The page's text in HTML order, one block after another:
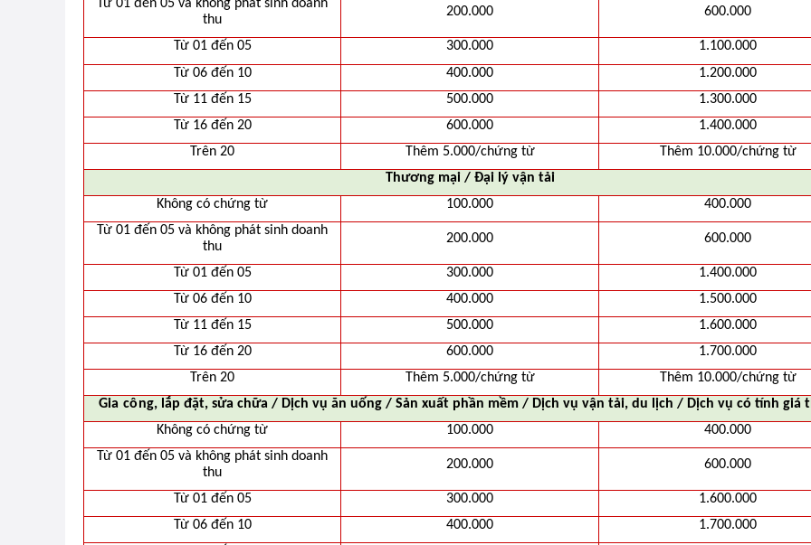
Từ 01 đến 05 và không phát sinh doanh
thu
200.000 600.000
Từ 01 đến 05 300.000
1.100.000
Từ 06 đến 10
400.000
1.200.000
Từ 11 đến 15
500.000
1.300.000
Từ 16 đến 20
600.000
1.400.000
Trên 20
Thêm 5.000/chứng từ
Thêm 10.000/chứng từ
Thương mại / Đại lý vận tải
Không có chứng từ
100.000
400.000
Từ 01 đến 05 và không phát sinh doanh
thu
200.000 600.000
Từ 01 đến 05 300.000
1.400.000
Từ 06 đến 10
400.000
1.500.000
Từ 11 đến 15
500.000
1.600.000
Từ 16 đến 20
600.000
1.700.000
Trên 20
Thêm 5.000/chứng từ
Thêm 10.000/chứng từ
Gia công, lắp đặt, sửa chữa / Dịch vụ ăn uống / Sản xuất phần mềm / Dịch vụ vận tải, du lịch / Dịch vụ có tính giá
Không có chứng từ
100.000
400.000
Từ 01 đến 05 và không phát sinh doanh
thu
200.000 600.000
Từ 01 đến 05 300.000
1.600.000
Từ 06 đến 10
400.000
1.700.000